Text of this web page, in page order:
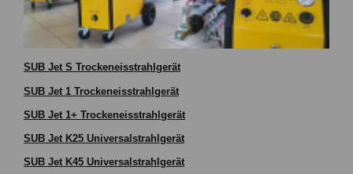
SUB Jet S Trockeneisstrahlgerät
SUB Jet 1 Trockeneisstrahlgerät
SUB Jet 1+ Trockeneisstrahlgerät
SUB Jet K25 Universalstrahlgerät
SUB Jet K45 Universalstrahlgerät